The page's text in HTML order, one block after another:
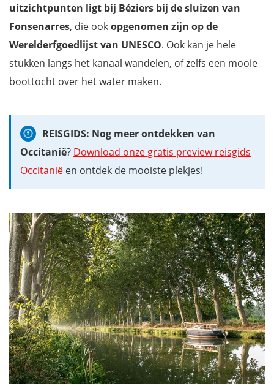
uitzichtpunten ligt bij Béziers bij de sluizen van
Fonsenarres, die ookopgenomen zijn op de
Werelderfgoedlijst van UNESCO. Ook kan je hele
stukken langs het kanaal wandelen, of zelfs een mooie
boottocht over het water maken.
REISGIDS: Nog meer ontdekken van
Occitanië? Download onze gratis preview reisgids
Occitanië en ontdek de mooiste plekjes!